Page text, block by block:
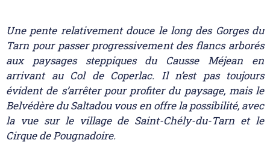
Une pente relativement douce le long des Gorges du
Tarn pour passer progressivement des flancs arborés
aux paysages steppiques du Causse Méjean en
arrivant au Col de Coperlac. Il n’est pas toujours
évident de s’arrêter pour profiter du paysage, mais le
Belvédère du Saltadou vous en offre la possibilité, avec
la vue sur le village de Saint-Chély-du-Tarn et le
Cirque de Pougnadoire.